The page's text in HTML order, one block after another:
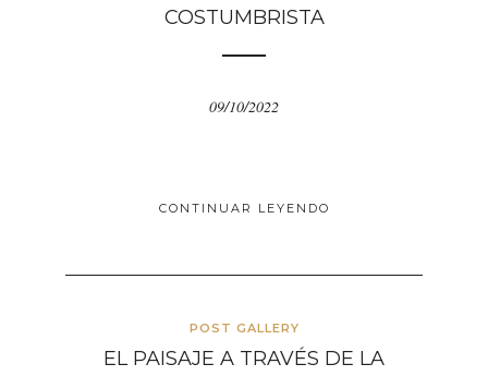
COSTUMBRISTA
09/10/2022
CONTINUAR LEYENDO
POST GALLERY
EL PAISAJE A TRAVÉS DE LA